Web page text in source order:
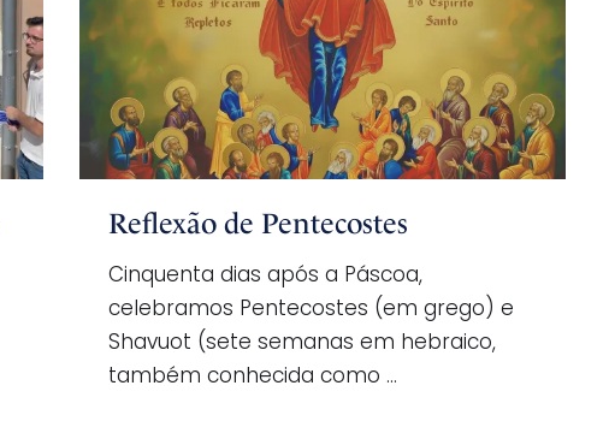
Reflexão de Pentecostes
Cinquenta dias após a Páscoa,
celebramos Pentecostes (em grego) e
Shavuot (sete semanas em hebraico,
também conhecida como …